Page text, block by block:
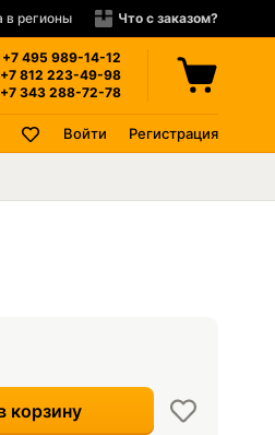
в регионы Что с заказом?
+7 495 989-14-12
+7 812 223-49-98
+7 343 288-72-78
Войти Регистрация
корзину